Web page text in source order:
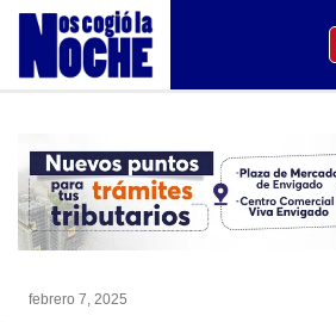
febrero 7, 2025